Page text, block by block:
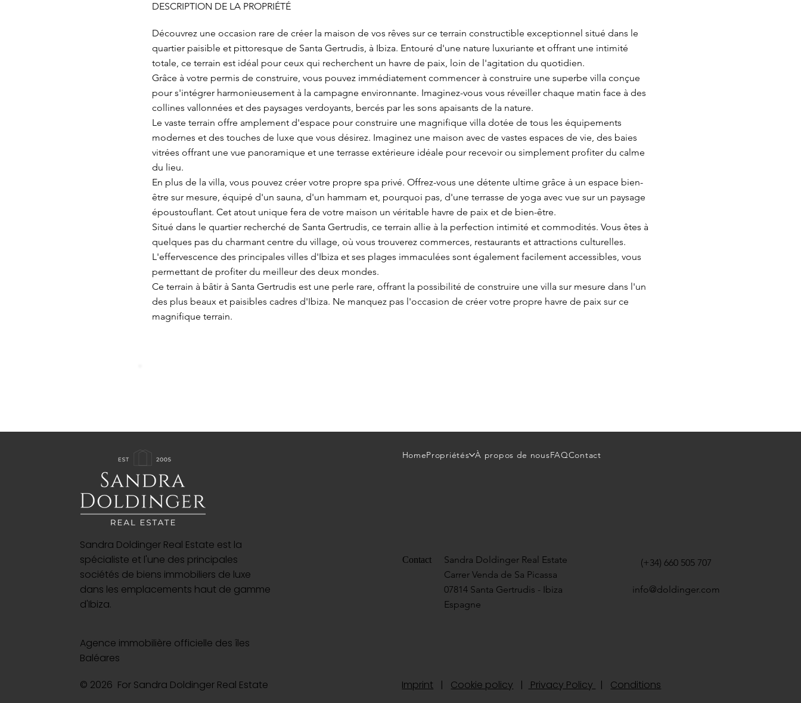
DESCRIPTION DE LA PROPRIÉTÉ
Découvrez une occasion rare de créer la maison de vos rêves sur ce terrain constructible exceptionnel situé dans le
quartier paisible et pittoresque de Santa Gertrudis, à Ibiza. Entouré d'une nature luxuriante et offrant une intimité
totale, ce terrain est idéal pour ceux qui recherchent un havre de paix, loin de l'agitation du quotidien.
Grâce à votre permis de construire, vous pouvez immédiatement commencer à construire une superbe villa conçue
pour s'intégrer harmonieusement à la campagne environnante. Imaginez-vous vous réveiller chaque matin face à des
collines vallonnées et des paysages verdoyants, bercés par les sons apaisants de la nature.
Le vaste terrain offre amplement d'espace pour construire une magnifique villa dotée de tous les équipements
modernes et des touches de luxe que vous désirez. Imaginez une maison avec de vastes espaces de vie, des baies
vitrées offrant une vue panoramique et une terrasse extérieure idéale pour recevoir ou simplement profiter du calme
du lieu.
En plus de la villa, vous pouvez créer votre propre spa privé. Offrez-vous une détente ultime grâce à un espace bien-
être sur mesure, équipé d'un sauna, d'un hammam et, pourquoi pas, d'une terrasse de yoga avec vue sur un paysage
époustouflant. Cet atout unique fera de votre maison un véritable havre de paix et de bien-être.
Situé dans le quartier recherché de Santa Gertrudis, ce terrain allie à la perfection intimité et commodités. Vous êtes à
quelques pas du charmant centre du village, où vous trouverez commerces, restaurants et attractions culturelles.
L'effervescence des principales villes d'Ibiza et ses plages immaculées sont également facilement accessibles, vous
permettant de profiter du meilleur des deux mondes.
Ce terrain à bâtir à Santa Gertrudis est une perle rare, offrant la possibilité de construire une villa sur mesure dans l'un
des plus beaux et paisibles cadres d'Ibiza. Ne manquez pas l'occasion de créer votre propre havre de paix sur ce
magnifique terrain.
Sandra Doldinger Real Estate est la
spécialiste et l'une des principales
sociétés de biens immobiliers de luxe
dans les emplacements haut de gamme
d'Ibiza.
Agence immobilière officielle des îles
Baléares
© 2026 For Sandra Doldinger Real Estate
HomePropriétés À propos de nousFAQContact
Contact
Sandra Doldinger Real Estate
Carrer Venda de Sa Picassa
07814 Santa Gertrudis - Ibiza
Espagne
(+34) 660 505 707
info@doldinger.com
Imprint | Cookie policy | Privacy Policy | Conditions